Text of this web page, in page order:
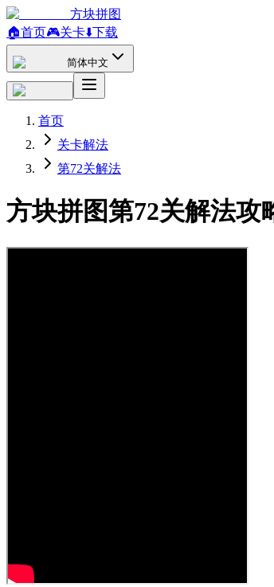
方块拼图
🏠首页🎮关卡⬇️下载
简体中文
首页
关卡解法
第72关解法
方块拼图第72关解法攻